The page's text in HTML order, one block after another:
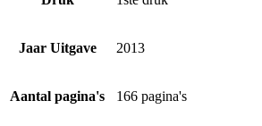
Jaar Uitgave 2013
Aantal pagina's 166 pagina's